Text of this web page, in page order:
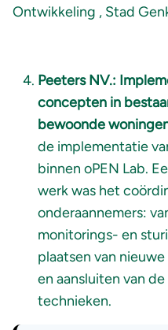
Ontwikkeling , Stad
Peeters NV.:
concepten in
bewoonde
de implementatie
binnen oPEN Lab.
werk was het
onderaannemers:
monitorings- en
plaatsen van
en aansluiten van
technieken.